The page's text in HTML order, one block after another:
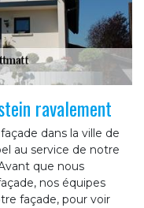
ravalement
dans la ville de
au service de notre
que nous
nos équipes
façade, pour voir